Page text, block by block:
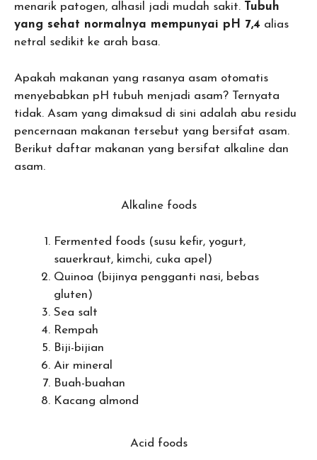
menarik patogen, alhasil jadi mudah sakit.
Tubuh
yang sehat normalnya mempunyai pH 7,4 alias
netral sedikit ke arah basa.
Apakah makanan yang rasanya asam otomatis
menyebabkan pH tubuh menjadi asam? Ternyata
tidak. Asam yang dimaksud di sini adalah abu residu
pencernaan makanan tersebut yang bersifat asam.
Berikut daftar makanan yang bersifat alkaline dan
asam.
Alkaline foods
Fermented foods (susu kefir, yogurt,
sauerkraut, kimchi, cuka apel)
Quinoa (bijinya pengganti nasi, bebas
gluten)
Sea salt
Rempah
Biji-bijian
Air mineral
Buah-buahan
Kacang almond
Acid foods